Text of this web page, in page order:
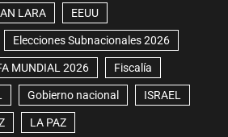
LARA EEUU
Elecciones Subnacionales 2026
MUNDIAL 2026 Fiscalía
Gobierno nacional ISRAEL
LA PAZ